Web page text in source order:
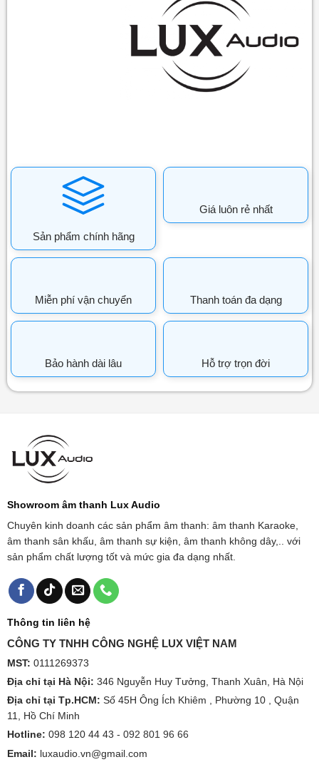
Sản phẩm chính hãng
Giá luôn rẻ nhất
Miễn phí vận chuyển Thanh toán đa dạng
Bảo hành dài lâu Hỗ trợ trọn đời
Showroom âm thanh Lux Audio
Chuyên kinh doanh các sản phẩm âm thanh: âm thanh Karaoke,
âm thanh sân khấu, âm thanh sự kiện, âm thanh không dây,.. với
sản phẩm chất lượng tốt và mức gia đa dạng nhất.
Thông tin liên hệ
CÔNG TY TNHH CÔNG NGHỆ LUX VIỆT NAM
MST: 0111269373
Địa chỉ tại Hà Nội: 346 Nguyễn Huy Tưởng, Thanh Xuân, Hà Nội
Địa chỉ tại Tp.HCM: Số 45H Ông Ích Khiêm , Phường 10 , Quận
11, Hồ Chí Minh
Hotline: 098 120 44 43 - 092 801 96 66
Email: luxaudio.vn@gmail.com